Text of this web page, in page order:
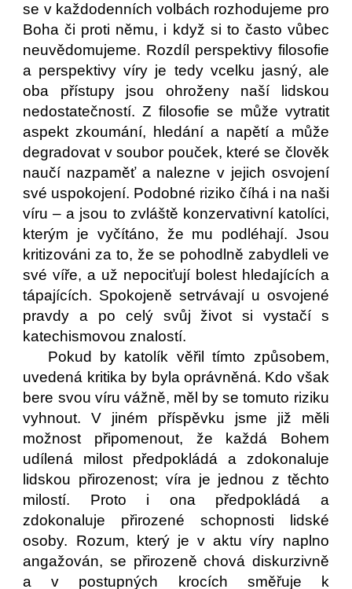
se v každodenních volbách rozhodujeme pro
Boha či proti němu, i když si to často vůbec
neuvědomujeme. Rozdíl perspektivy filosofie
a perspektivy víry je tedy vcelku jasný, ale
oba přístupy jsou ohroženy naší lidskou
nedostatečností. Z filosofie se může vytratit
aspekt zkoumání, hledání a napětí a může
degradovat v soubor pouček, které se člověk
naučí nazpaměť a nalezne v jejich osvojení
své uspokojení. Podobné riziko číhá i na naši
víru – a jsou to zvláště konzervativní katolíci,
kterým je vyčítáno, že mu podléhají. Jsou
kritizováni za to, že se pohodlně zabydleli ve
své víře, a už nepociťují bolest hledajících a
tápajících. Spokojeně setrvávají u osvojené
pravdy a po celý svůj život si vystačí s
katechismovou znalostí.
Pokud by katolík věřil tímto způsobem,
uvedená kritika by byla oprávněná. Kdo však
bere svou víru vážně, měl by se tomuto riziku
vyhnout. V jiném příspěvku jsme již měli
možnost připomenout, že každá Bohem
udílená milost předpokládá a zdokonaluje
lidskou přirozenost; víra je jednou z těchto
milostí. Proto i ona předpokládá a
zdokonaluje přirozené schopnosti lidské
osoby. Rozum, který je v aktu víry naplno
angažován, se přirozeně chová diskurzivně
a v postupných krocích směřuje k